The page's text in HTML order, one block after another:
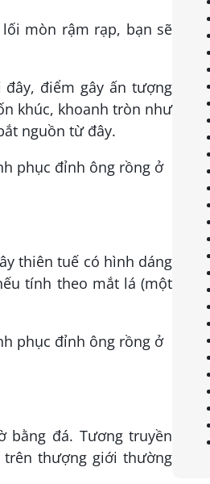
mòn rậm rạp, bạn sẽ
điểm gây ấn tượng
khúc, khoanh tròn như
nguồn từ đây.
thiên tuế có hình dáng
tính theo mắt lá (một
bằng đá. Tương truyền
thượng giới thường